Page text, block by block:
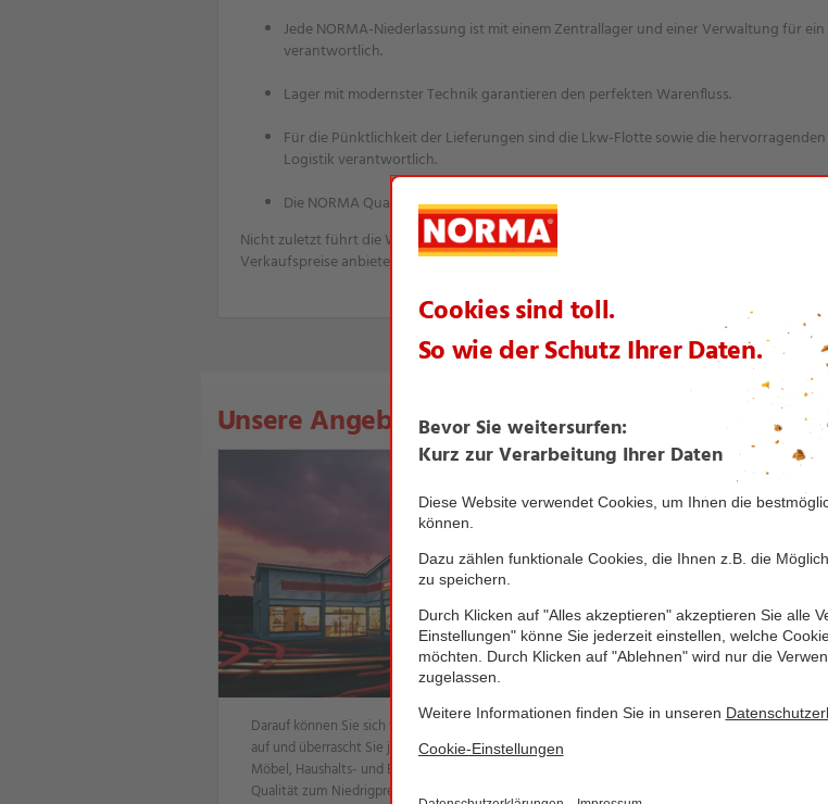
Jede NORMA-Niederlassung ist mit einem Zentrallager und einer Verwaltung für
verantwortlich.
Lager mit modernster Technik garantieren den perfekten Warenfluss.
Für die Pünktlichkeit der Lieferungen sind die Lkw-Flotte sowie die
Logistik verantwortlich.
Die NORMA Qualitätskontrolle legt an alle Abläufe höchste Maßstäbe an.
Nicht zuletzt führt die Wirtschaftlichkeit dieser Logistik dazu, dass NORMA seinen Kunden
Verkaufspreise anbieten kann.
Unsere Angebote
Darauf können Sie sich verlassen. NORMA spürt Bedürfnisse und Trends
auf und überrascht Sie jede Woche mit tollen Aktionsartikeln. Ob Spiele,
Möbel, Haushalts- und Elektroartikel oder Textilien – für alle gilt: hohe
Qualität zum Niedrigpreis.
In über